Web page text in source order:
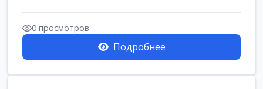
0 просмотров
Подробнее